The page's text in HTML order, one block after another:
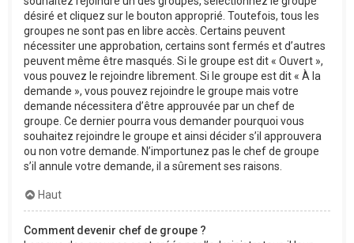
désiré et cliquez sur le bouton approprié. Toutefois, tous les
groupes ne sont pas en libre accès. Certains peuvent
nécessiter une approbation, certains sont fermés et d’autres
peuvent même être masqués. Si le groupe est dit « Ouvert »,
vous pouvez le rejoindre librement. Si le groupe est dit « À la
demande », vous pouvez rejoindre le groupe mais votre
demande nécessitera d’être approuvée par un chef de
groupe. Ce dernier pourra vous demander pourquoi vous
souhaitez rejoindre le groupe et ainsi décider s’il approuvera
ou non votre demande. N’importunez pas le chef de groupe
s’il annule votre demande, il a sûrement ses raisons.
Haut
Comment devenir chef de groupe ?